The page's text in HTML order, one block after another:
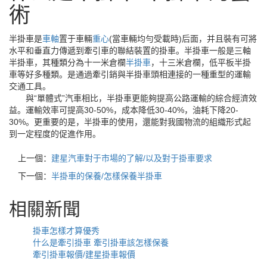
術
半掛車是車軸置于車輛重心(當車輛均勻受載時)后面，并且裝有可將
水平和垂直力傳遞到牽引車的聯結裝置的掛車。半掛車一般是三軸
半掛車，其種類分為十一米倉欄半掛車，十三米倉欄，低平板半掛
車等好多種類。是通過牽引銷與半掛車頭相連接的一種重型的運輸
交通工具。
與“單體式”汽車相比，半掛車更能夠提高公路運輸的綜合經濟效
益。運輸效率可提高30-50%，成本降低30-40%，油耗下降20-
30%。更重要的是，半掛車的使用，還能對我國物流的組織形式起
到一定程度的促進作用。
上一個： 建星汽車對于市場的了解/以及對于掛車要求
下一個： 半掛車的保養/怎樣保養半掛車
相關新聞
掛車怎樣才算優秀
什么是牽引掛車 牽引掛車該怎樣保養
牽引掛車報價/建星掛車報價